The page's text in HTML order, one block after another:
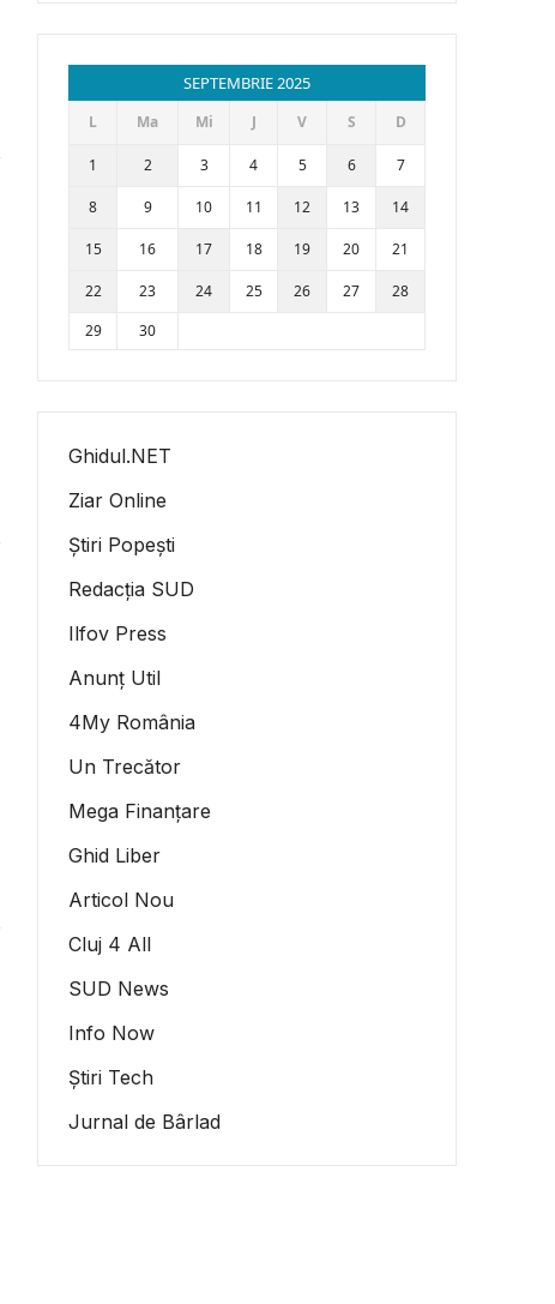
SEPTEMBRIE 2025
L Ma Mi J V S D
1 2 3 4 5 6 7
8 9 10 11 12 13 14
15 16 17 18 19 20 21
22 23 24 25 26 27
28
29
30
Ghidul.NET
Ziar Online
Știri Popești
Redacția SUD
Ilfov Press
Anunț Util
4My România
Un Trecător
Mega Finanțare
Ghid Liber
Articol Nou
Cluj 4 All
SUD News
Info Now
Știri Tech
Jurnal de Bârlad